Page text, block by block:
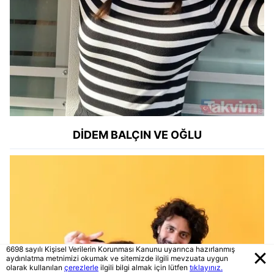
DİDEM BALÇIN VE OĞLU
6698 sayılı Kişisel Verilerin Korunması Kanunu uyarınca hazırlanmış
aydınlatma metnimizi okumak ve sitemizde ilgili mevzuata uygun
olarak kullanılan çerezlerle ilgili bilgi almak için lütfen tıklayınız.